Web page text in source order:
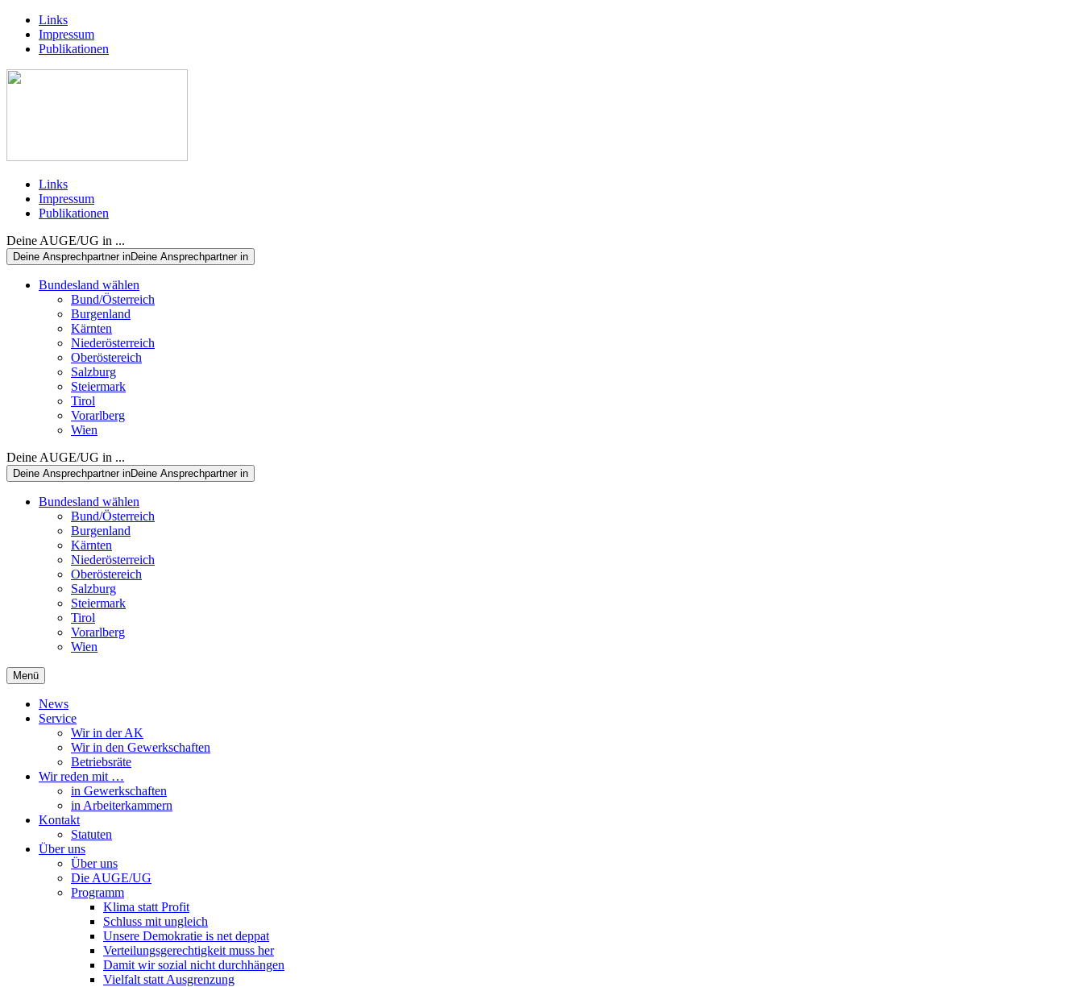
Links
Impressum
Publikationen
Links
Impressum
Publikationen
Deine AUGE/UG in ...
Deine Ansprechpartner inDeine Ansprechpartner in
Bundesland wählen
Bund/Österreich
Burgenland
Kärnten
Niederösterreich
Oberöstereich
Salzburg
Steiermark
Tirol
Vorarlberg
Wien
Deine AUGE/UG in ...
Deine Ansprechpartner inDeine Ansprechpartner in
Bundesland wählen
Bund/Österreich
Burgenland
Kärnten
Niederösterreich
Oberöstereich
Salzburg
Steiermark
Tirol
Vorarlberg
Wien
Menü
News
Service
Wir in der AK
Wir in den Gewerkschaften
Betriebsräte
Wir reden mit …
in Gewerkschaften
in Arbeiterkammern
Kontakt
Statuten
Über uns
Über uns
Die AUGE/UG
Programm
Klima statt Profit
Schluss mit ungleich
Unsere Demokratie is net deppat
Verteilungsgerechtigkeit muss her
Damit wir sozial nicht durchhängen
Vielfalt statt Ausgrenzung